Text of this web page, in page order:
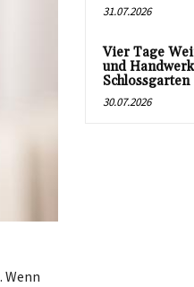
Wenn
31.07.2026
Vier Tage
und
Schlossgarten
30.07.2026